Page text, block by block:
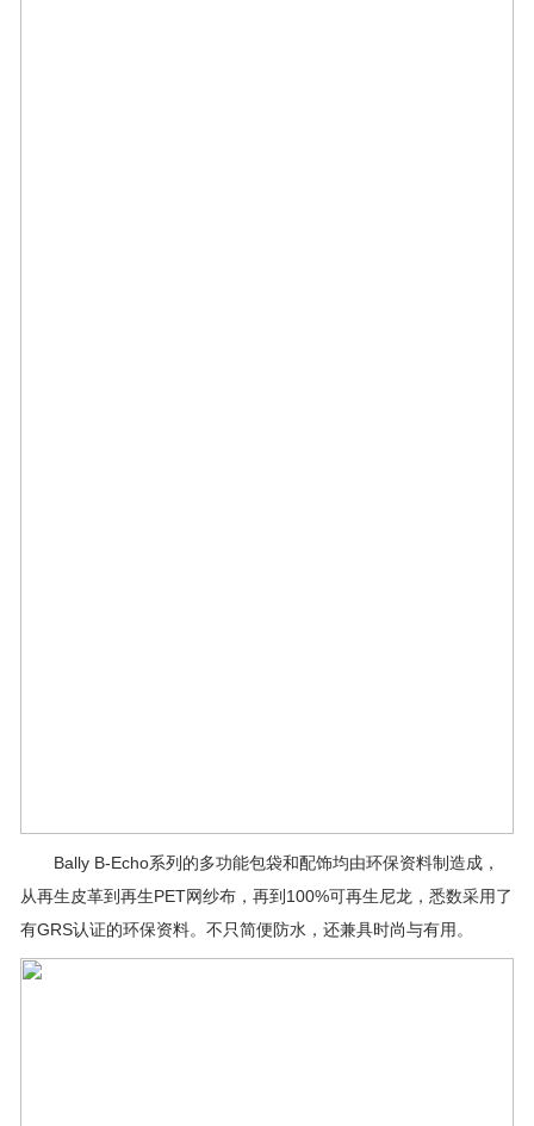
Bally B-Echo系列的多功能包袋和配饰均由环保资料制造成，
从再生皮革到再生PET网纱布，再到100%可再生尼龙，悉数采用了
有GRS认证的环保资料。不只简便防水，还兼具时尚与有用。